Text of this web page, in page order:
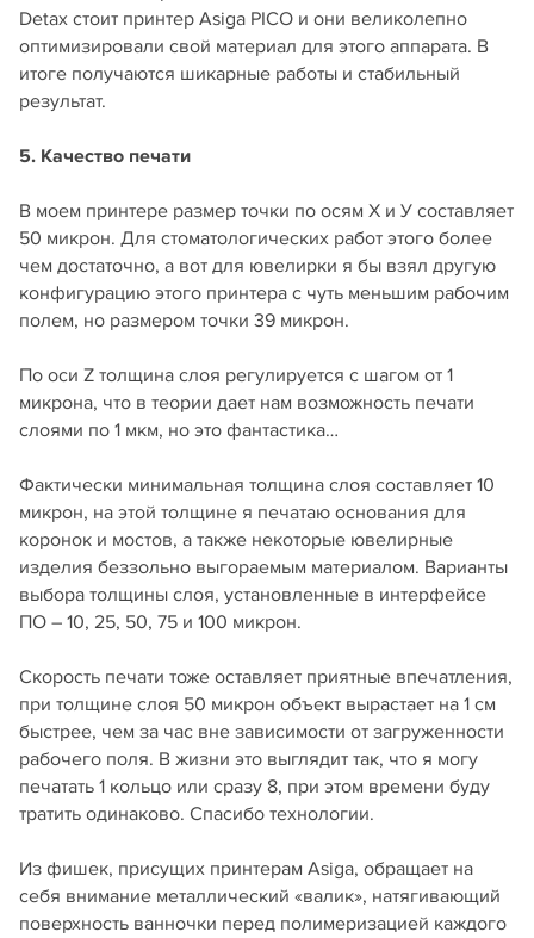
Detax стоит принтер Asiga PICO и они великолепно
оптимизировали свой материал для этого аппарата. В
итоге получаются шикарные работы и стабильный
результат.
5. Качество печати
В моем принтере размер точки по осям Х и У составляет
50 микрон. Для стоматологических работ этого более
чем достаточно, а вот для ювелирки я бы взял другую
конфигурацию этого принтера с чуть меньшим рабочим
полем, но размером точки 39 микрон.
По оси Z толщина слоя регулируется с шагом от 1
микрона, что в теории дает нам возможность печати
слоями по 1 мкм, но это фантастика…
Фактически минимальная толщина слоя составляет 10
микрон, на этой толщине я печатаю основания для
коронок и мостов, а также некоторые ювелирные
изделия беззольно выгораемым материалом. Варианты
выбора толщины слоя, установленные в интерфейсе
ПО – 10, 25, 50, 75 и 100 микрон.
Скорость печати тоже оставляет приятные впечатления,
при толщине слоя 50 микрон объект вырастает на 1 см
быстрее, чем за час вне зависимости от загруженности
рабочего поля. В жизни это выглядит так, что я могу
печатать 1 кольцо или сразу 8, при этом времени буду
тратить одинаково. Спасибо технологии.
Из фишек, присущих принтерам Asiga, обращает на
себя внимание металлический «валик», натягивающий
поверхность ванночки перед полимеризацией каждого